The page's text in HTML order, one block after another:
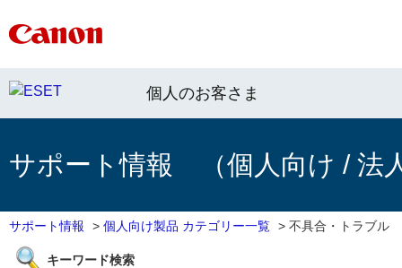
個人のお客さま
サポート情報 （個人向け / 法
サポート情報 > 個人向け製品 カテゴリー一覧 > 不具合・トラブル
キーワード検索